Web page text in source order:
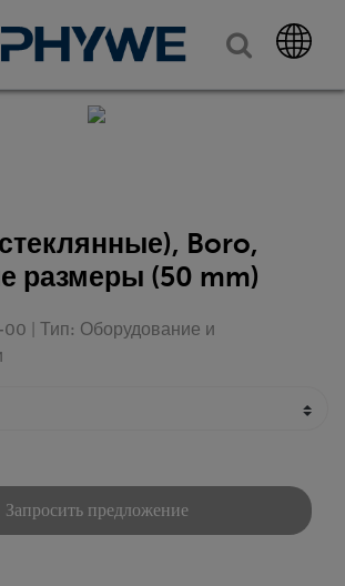
Boro,
размеры (50 mm)
00 | Тип: Оборудование и
Запросить предложение